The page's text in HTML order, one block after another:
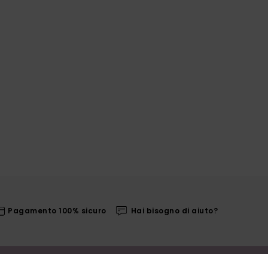
Pagamento 100% sicuro Hai bisogno di aiuto?